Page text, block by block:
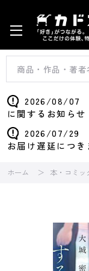
2026/08/07
に関するお知らせ
2026/07/29
お届け遅延につき
ホーム 本・コミッ